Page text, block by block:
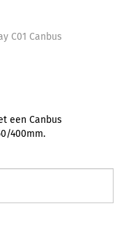
C01 Canbus
een Canbus
400mm.